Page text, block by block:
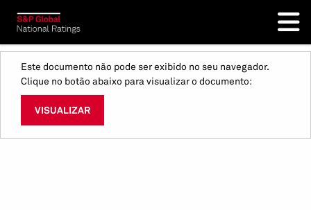
Este documento não pode ser exibido no seu navegador.
Clique no botão abaixo para visualizar o documento:
VISUALIZAR